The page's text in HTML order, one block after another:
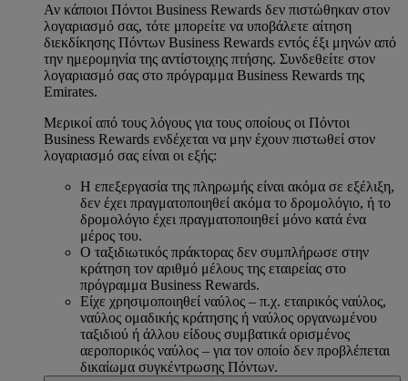
Αν κάποιοι Πόντοι Business Rewards δεν πιστώθηκαν στον
λογαριασμό σας, τότε μπορείτε να υποβάλετε αίτηση
διεκδίκησης Πόντων Business Rewards εντός έξι μηνών από
την ημερομηνία της αντίστοιχης πτήσης. Συνδεθείτε στον
λογαριασμό σας στο πρόγραμμα Business Rewards της
Emirates.
Μερικοί από τους λόγους για τους οποίους οι Πόντοι
Business Rewards ενδέχεται να μην έχουν πιστωθεί στον
λογαριασμό σας είναι οι εξής:
Η επεξεργασία της πληρωμής είναι ακόμα σε εξέλιξη,
δεν έχει πραγματοποιηθεί ακόμα το δρομολόγιο, ή το
δρομολόγιο έχει πραγματοποιηθεί μόνο κατά ένα
μέρος του.
Ο ταξιδιωτικός πράκτορας δεν συμπλήρωσε στην
κράτηση τον αριθμό μέλους της εταιρείας στο
πρόγραμμα Business Rewards.
Είχε χρησιμοποιηθεί ναύλος – π.χ. εταιρικός ναύλος,
ναύλος ομαδικής κράτησης ή ναύλος οργανωμένου
ταξιδιού ή άλλου είδους συμβατικά ορισμένος
αεροπορικός ναύλος – για τον οποίο δεν προβλέπεται
δικαίωμα συγκέντρωσης Πόντων.